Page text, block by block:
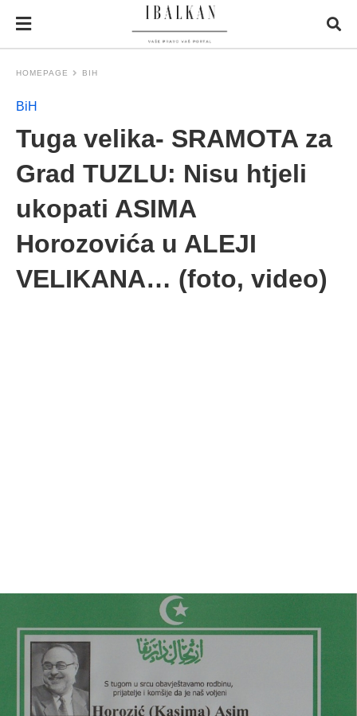
HOMEPAGE BIH
BiH
Tuga velika- SRAMOTA za
Grad TUZLU: Nisu htjeli
ukopati ASIMA
Horozovića u ALEJI
VELIKANA… (foto, video)